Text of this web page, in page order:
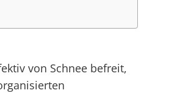
von Schnee befreit,